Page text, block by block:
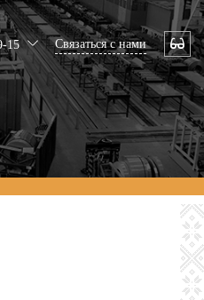
15 Связаться с нами